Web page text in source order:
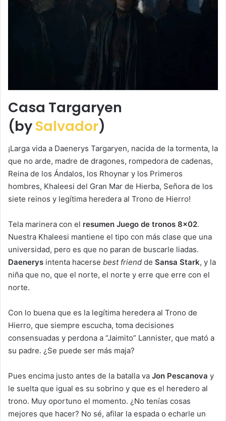
Casa Targaryen
(bySalvador)
¡Larga vida a Daenerys Targaryen, nacida de la tormenta, la
que no arde, madre de dragones, rompedora de cadenas,
Reina de los Ándalos, los Rhoynar y los Primeros
hombres, Khaleesi del Gran Mar de Hierba, Señora de los
siete reinos y legítima heredera al Trono de Hierro!
Tela marinera con el resumen Juego de tronos 8×02.
Nuestra Khaleesi mantiene el tipo con más clase que una
universidad, pero es que no paran de buscarle liadas.
Daenerys intenta hacerse best friend de Sansa Stark, y la
niña que no, que el norte, el norte y erre que erre con el
norte.
Con lo buena que es la legítima heredera al Trono de
Hierro, que siempre escucha, toma decisiones
consensuadas y perdona a “Jaimito” Lannister, que mató a
su padre. ¿Se puede ser más maja?
Pues encima justo antes de la batalla va Jon Pescanova y
le suelta que igual es su sobrino y que es el heredero al
trono. Muy oportuno el momento. ¿No tenías cosas
mejores que hacer? No sé, afilar la espada o echarle un